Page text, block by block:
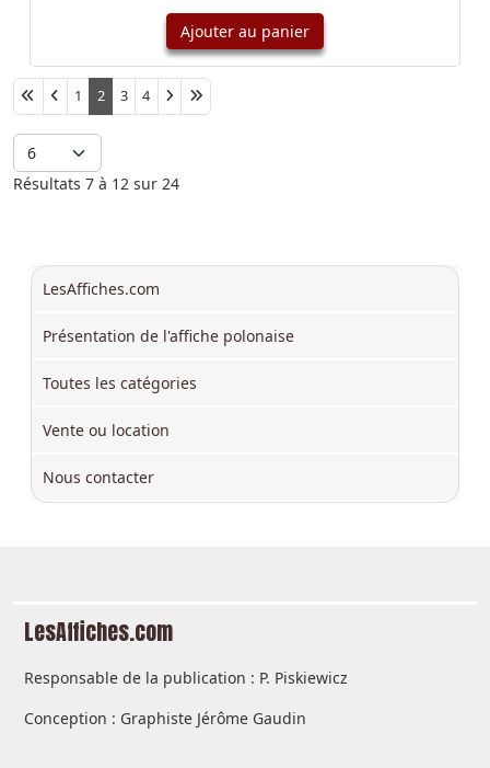
Ajouter au panier
Afficher #1 2 3 4
Résultats 7 à 12 sur 24
LesAffiches.com
Présentation de l'affiche polonaise
Toutes les catégories
Vente ou location
Nous contacter
LesAffiches.com
Responsable de la publication : P. Piskiewicz
Conception : Graphiste Jérôme Gaudin